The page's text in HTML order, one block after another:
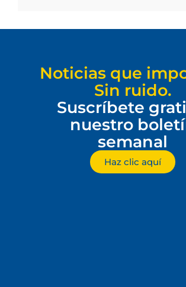
Noticias que
Sin ruido.
Suscríbete
nuestro
semanal
Haz clic aquí